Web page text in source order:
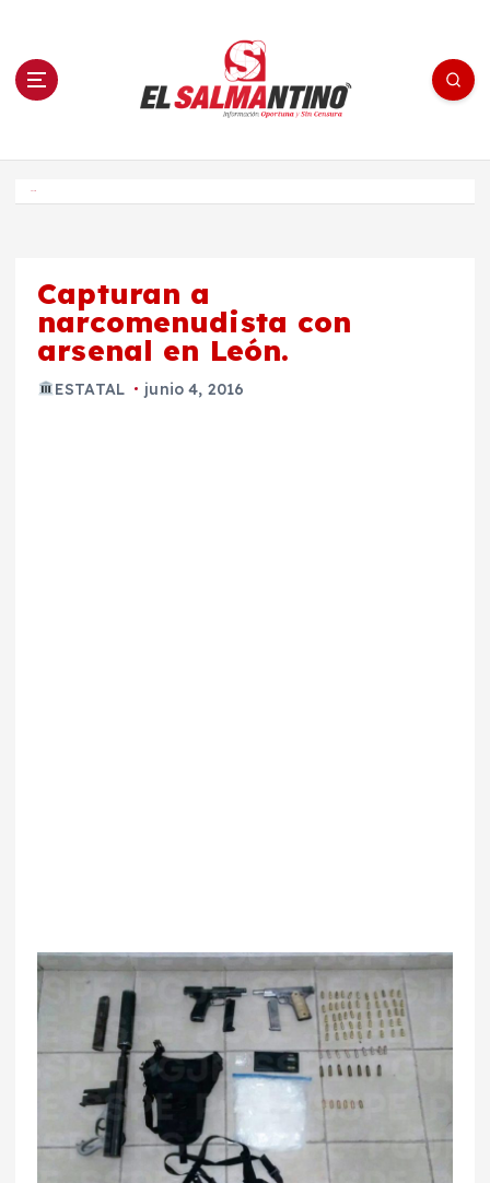
n El Salmantino - medios/noticias/editorial
Capturan a
narcomenudista con
arsenal en León.
ESTATAL junio 4, 2016